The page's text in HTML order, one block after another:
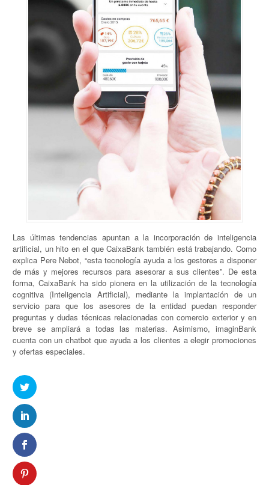
Las últimas tendencias apuntan a la incorporación de inteligencia
artificial, un hito en el que CaixaBank también está trabajando. Como
explica Pere Nebot, “esta tecnología ayuda a los gestores a disponer
de más y mejores recursos para asesorar a sus clientes”. De esta
forma, CaixaBank ha sido pionera en la utilización de la tecnología
cognitiva (Inteligencia Artificial), mediante la implantación de un
servicio para que los asesores de la entidad puedan responder
preguntas y dudas técnicas relacionadas con comercio exterior y en
breve se ampliará a todas las materias. Asimismo, imaginBank
cuenta con un chatbot que ayuda a los clientes a elegir promociones
y ofertas especiales.